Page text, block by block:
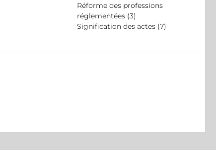
Réforme des professions
réglementées (3)
Signification des actes (7)